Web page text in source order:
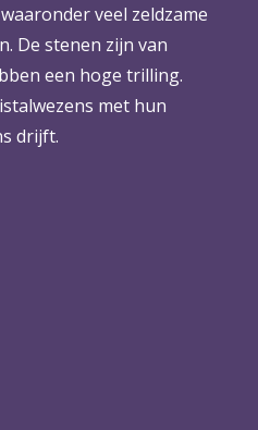
veel zeldzame
De stenen zijn van
een hoge trilling.
met hun
drijft.